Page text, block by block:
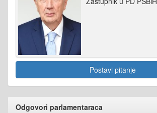
Postavi pitanje
Odgovori parlamentaraca